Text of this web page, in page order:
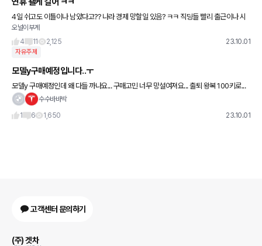
4일 쉬고도 이틀이나 남았다고?? 나라 경제 망할일 있음? ㅋㅋ 직딩들 빨리 출근이나 시
켜야되는데 ㅋㅋ
오널이부계
4
11 2,125 23.10.01
자유주제
모델y구매예정입니다..ㅜ
모델y 구매예정인데 왜 다들 까나요... 구매고민 너무 망설여져요... 출퇴 왕복 100키로...
인데 후회할까요?? 100키로정도 타면 한달에 얼마나 나올까요?? 겨울철되면 후회한다
수수바바박
1
6 1,650 23.10.01
고객센터 문의하기
(주) 겟차